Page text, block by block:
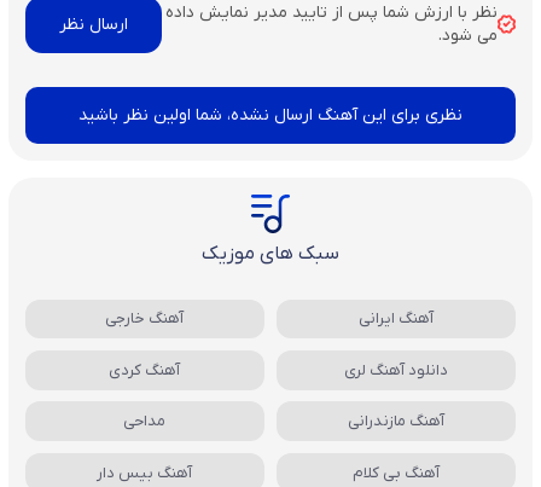
نظر با ارزش شما پس از تایید مدیر نمایش داده
می شود.
نظری برای این آهنگ ارسال نشده، شما اولین نظر باشید
سبک های موزیک
آهنگ ایرانی آهنگ خارجی
دانلود آهنگ لری آهنگ کردی
آهنگ مازندرانی مداحی
آهنگ بی کلام آهنگ بیس دار